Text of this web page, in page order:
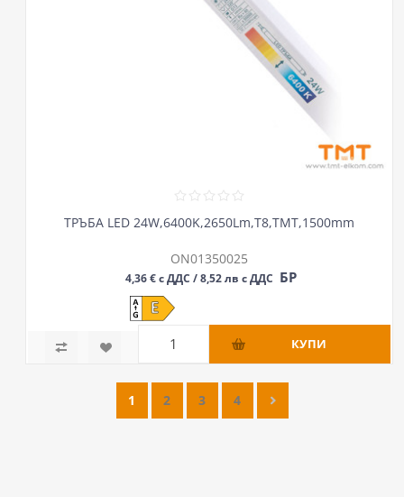
ТРЪБА LED 24W,6400K,2650Lm,Т8,ТМТ,1500mm
ON01350025
4,36 € с ДДС / 8,52 лв с ДДС БР
1 2 3 4